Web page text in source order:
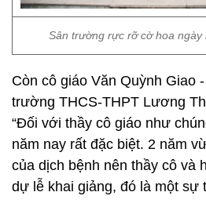
Sân trường rực rỡ cờ hoa ngày
Còn cô giáo Văn Quỳnh Giao
trường THCS-THPT Lương
“Đối với thầy cô giáo như
năm nay rất đặc biệt. 2 năm
của dịch bệnh nên thầy cô và
dự lễ khai giảng, đó là một sự